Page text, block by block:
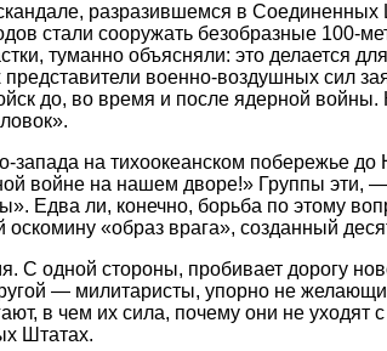
разразившемся в
стали сооружать безобразные
туманно объясняли: это делается
военно-воздушных сил
до, во время и после ядерной войны.
запада на тихоокеанском побережье
войне на нашем дворе!» Группы эти,
Едва ли, конечно, борьба по этому
«образ врага», созданный
С одной стороны, пробивает дорогу
— милитаристы, упорно не
в чем их сила, почему они не
Штатах.